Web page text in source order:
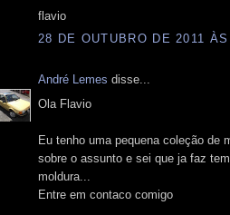
flavio
28 DE OUTUBRO DE 2011
André Lemes disse...
Ola Flavio
Eu tenho uma pequena coleção de
sobre o assunto e sei que ja faz
moldura...
Entre em contaco comigo